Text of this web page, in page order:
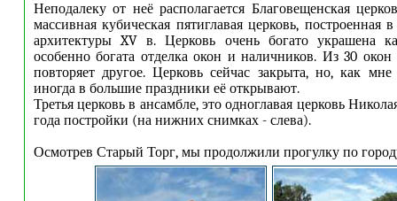
Неподалеку от неё располагается Благовещенская
массивная кубическая пятиглавая церковь, построенная
архитектуры XV в. Церковь очень богато украшена
особенно богата отделка окон и наличников. Из 30
повторяет другое. Церковь сейчас закрыта, но, как мне
иногда в большие праздники её открывают.
Третья церковь в ансамбле, это одноглавая церковь
года постройки (на нижних снимках - слева).
Осмотрев Старый Торг, мы продолжили прогулку по